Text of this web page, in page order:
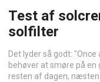
Test af
solfilter
Det lyder så godt:
behøver at smøre på
resten af dagen, næsten